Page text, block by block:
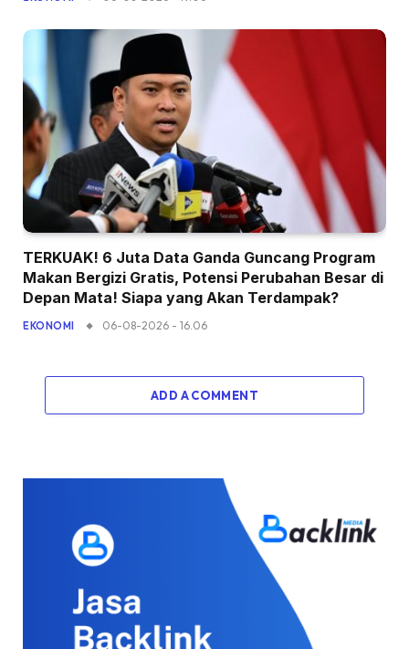
TERKUAK! 6 Juta Data Ganda Guncang Program
Makan Bergizi Gratis, Potensi Perubahan Besar di
Depan Mata! Siapa yang Akan Terdampak?
EKONOMI 06-08-2026 - 16.06
ADD A COMMENT